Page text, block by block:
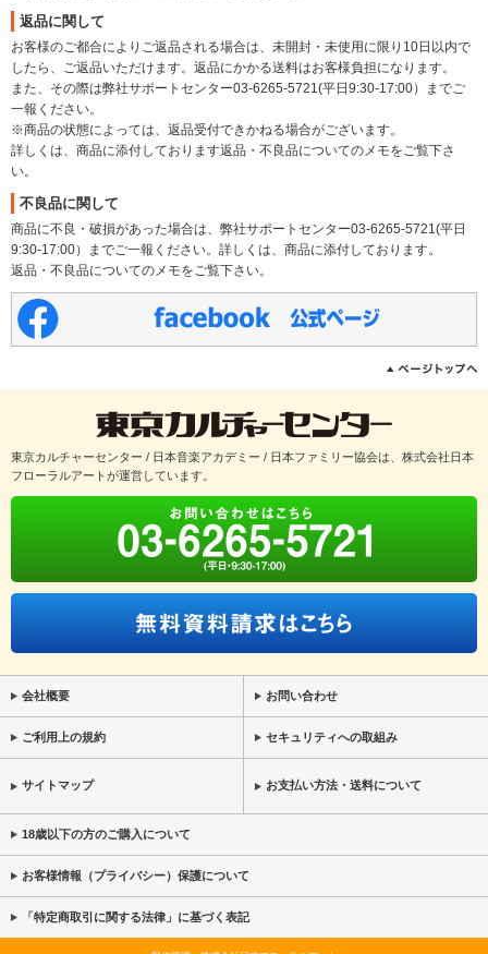
返品に関して
お客様のご都合によりご返品される場合は、未開封・未使用に限り10日以内で
したら、ご返品いただけます。返品にかかる送料はお客様負担になります。
また、その際は弊社サポートセンター03-6265-5721(平日9:30-17:00）までご
一報ください。
※商品の状態によっては、返品受付できかねる場合がございます。
詳しくは、商品に添付しております返品・不良品についてのメモをご覧下さ
い。
不良品に関して
商品に不良・破損があった場合は、弊社サポートセンター03-6265-5721(平日
9:30-17:00）までご一報ください。詳しくは、商品に添付しております。
返品・不良品についてのメモをご覧下さい。
東京カルチャーセンター / 日本音楽アカデミー / 日本ファミリー協会は、株式会社日本
フローラルアートが運営しています。
会社概要 お問い合わせ
ご利用上の規約 セキュリティへの取組み
サイトマップ お支払い方法・送料について
18歳以下の方のご購入について
お客様情報（プライバシー）保護について
「特定商取引に関する法律」に基づく表記